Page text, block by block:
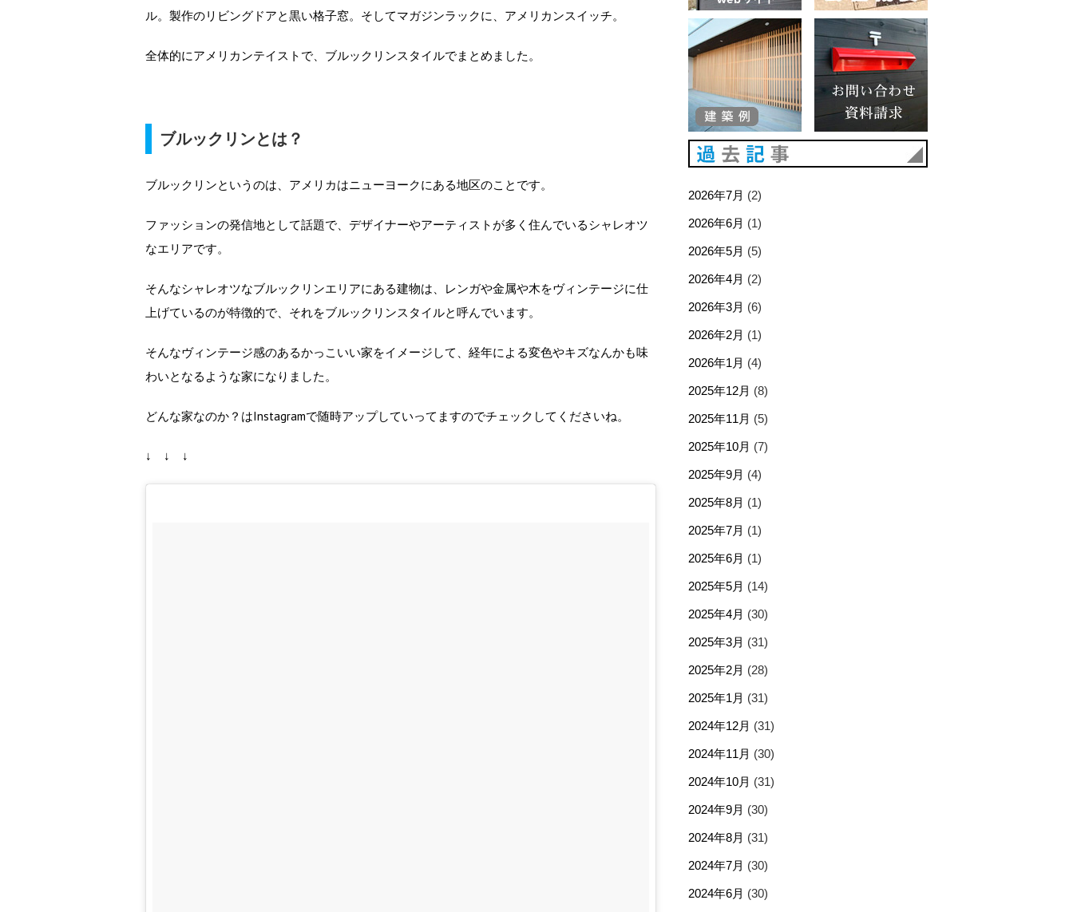
ル。製作のリビングドアと黒い格子窓。そしてマガジンラックに、アメリカンスイッチ。
全体的にアメリカンテイストで、ブルックリンスタイルでまとめました。
ブルックリンとは？
ブルックリンというのは、アメリカはニューヨークにある地区のことです。
ファッションの発信地として話題で、デザイナーやアーティストが多く住んでいるシャレオツ
なエリアです。
そんなシャレオツなブルックリンエリアにある建物は、レンガや金属や木をヴィンテージに仕
上げているのが特徴的で、それをブルックリンスタイルと呼んでいます。
そんなヴィンテージ感のあるかっこいい家をイメージして、経年による変色やキズなんかも味
わいとなるような家になりました。
どんな家なのか？はInstagramで随時アップしていってますのでチェックしてくださいね。
↓ ↓ ↓
2026年7月 (2)
2026年6月 (1)
2026年5月 (5)
2026年4月 (2)
2026年3月 (6)
2026年2月 (1)
2026年1月 (4)
2025年12月 (8)
2025年11月 (5)
2025年10月 (7)
2025年9月 (4)
2025年8月 (1)
2025年7月 (1)
2025年6月 (1)
2025年5月 (14)
2025年4月 (30)
2025年3月 (31)
2025年2月 (28)
2025年1月 (31)
2024年12月 (31)
2024年11月 (30)
2024年10月 (31)
2024年9月 (30)
2024年8月 (31)
2024年7月 (30)
2024年6月 (30)